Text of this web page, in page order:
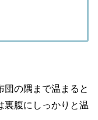
団の隅まで温まると
裏腹にしっかりと温